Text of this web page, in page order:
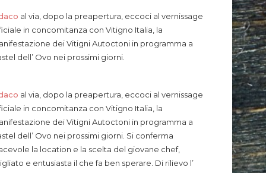
al via, dopo la preapertura, eccoci al vernissage
in concomitanza con Vitigno Italia, la
dei Vitigni Autoctoni in programma a
dell’ Ovo nei prossimi giorni.
al via, dopo la preapertura, eccoci al vernissage
in concomitanza con Vitigno Italia, la
dei Vitigni Autoctoni in programma a
dell’ Ovo nei prossimi giorni. Si conferma
la location e la scelta del giovane chef,
e entusiasta il che fa ben sperare. Di rilievo l’